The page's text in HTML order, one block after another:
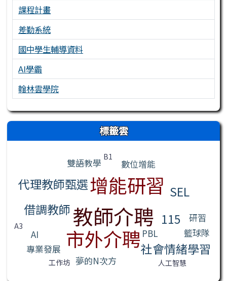
課程計畫
差勤系統
國中學生輔導資料
AI學霸
翰林雲學院
右邊區域內容 標籤雲
雙語教學 B1
數位增能
代理教師甄選增能研習 SEL
借調教師 教師介聘 115
A3
研習
AI
市外介聘 PBL
籃球隊
專業發展
社會情緒學習
工作坊 夢的N次方 人工智慧